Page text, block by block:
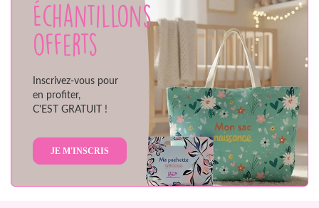
Échantillons
offerts
Inscrivez-vous pour
en profiter,
C'EST GRATUIT !
JE M'INSCRIS